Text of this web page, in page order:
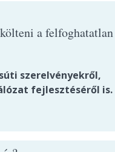
a felfoghatatlan
szerelvényekről,
fejlesztéséről is.